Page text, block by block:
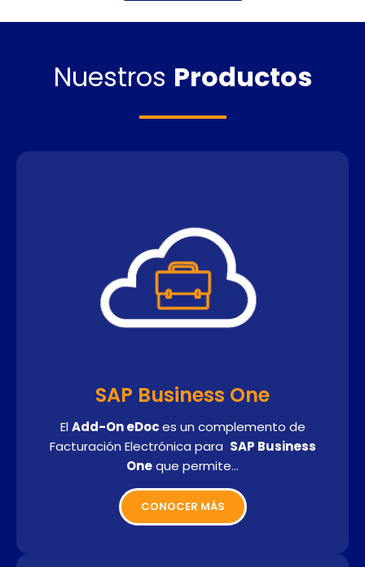
Nuestros Productos
SAP Business One
ElAdd-On eDoces un complemento de
Facturación Electrónica para SAP Business
Oneque permite…
CONOCER MÁS